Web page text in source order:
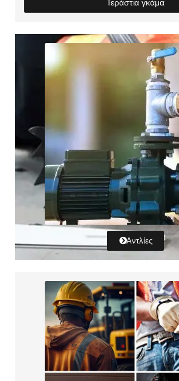
Τεράστια γκάμα
Αντλίες